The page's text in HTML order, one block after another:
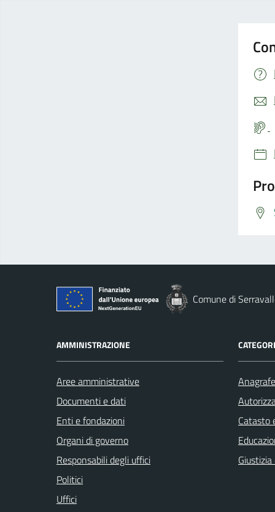
Comune di
AMMINISTRAZIONE
Aree amministrative
Documenti e dati
Enti e fondazioni
Organi di governo
Responsabili degli uffici
Politici
Uffici
Catasto